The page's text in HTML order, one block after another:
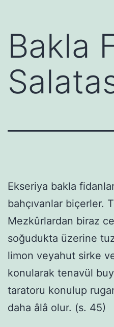
Bakla
Ekseriya bakla
bahçıvanlar biçerler.
Mezkûrlardan biraz
soğudukta üzerine
limon veyahut sirke
konularak tenavül
taratoru konulup
daha âlâ olur. (s. 45)